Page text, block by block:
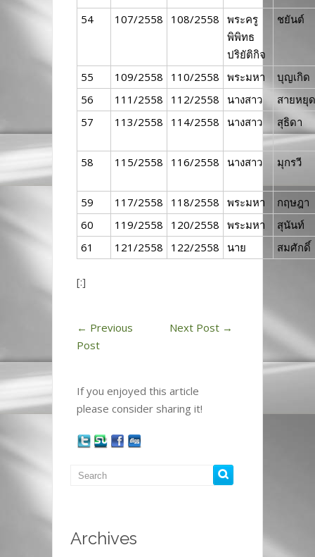
54 107/2558 108/2558 พระครู
พิพิทธ
ปริยัติกิจ
ชยันต์
55 109/2558 110/2558 พระมหา
บุญเกิด
56
111/2558 112/2558 นางสาว
สายหยุด
57
113/2558 114/2558 นางสาว สุธิดา
58 115/2558 116/2558 นางสาว มุกรวี
59 117/2558 118/2558 พระมหา
กฤษฎา
60
119/2558 120/2558 พระมหา
สุนันท์
61
121/2558 122/2558 นาย สมศักดิ์
[:]
← Previous
Post
Next Post →
If you enjoyed this article
please consider sharing it!
Archives